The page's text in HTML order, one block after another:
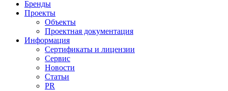
Бренды
Проекты
Объекты
Проектная документация
Информация
Сертификаты и лицензии
Сервис
Новости
Статьи
PR